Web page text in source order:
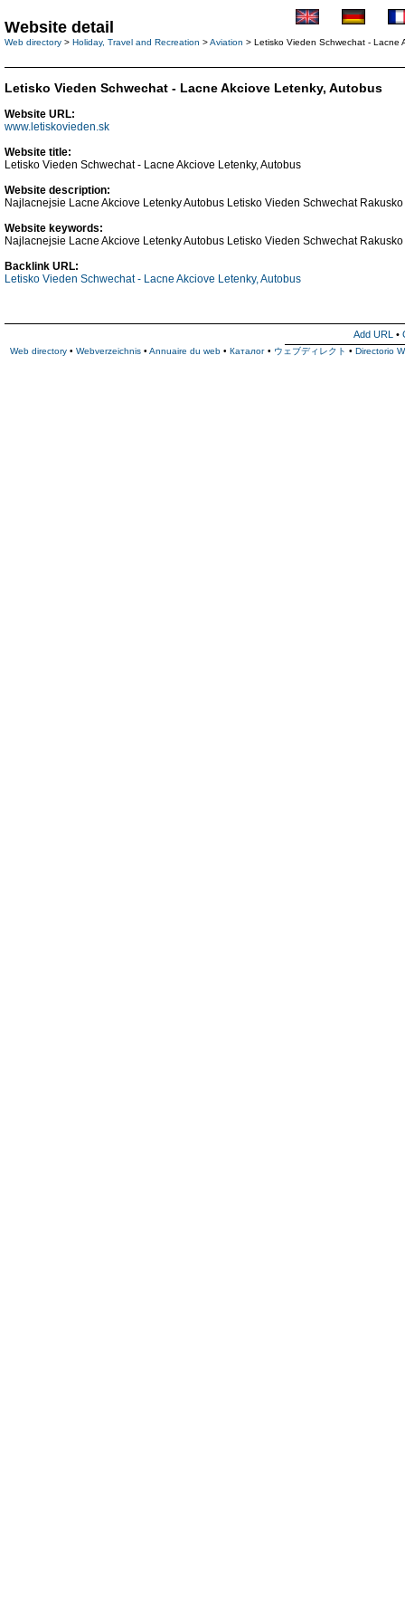
Letisko Vieden Schwechat - Lacne Akciove Letenky, Autobus
Website URL:
www.letiskovieden.sk
Website title:
Letisko Vieden Schwechat - Lacne Akciove Letenky, Autobus
Website description:
Najlacnejsie Lacne Akciove Letenky Autobus Letisko Vieden Schwechat
Website keywords:
Najlacnejsie Lacne Akciove Letenky Autobus Letisko Vieden Schwechat
Backlink URL:
Letisko Vieden Schwechat - Lacne Akciove Letenky, Autobus
Add URL •
Web directory • Webverzeichnis • Annuaire du web • Каталог • ウェブディレクト • Directorio
Website detail
Web directory > Holiday, Travel and Recreation >Aviation > Letisko Vieden Schwechat - Lacne